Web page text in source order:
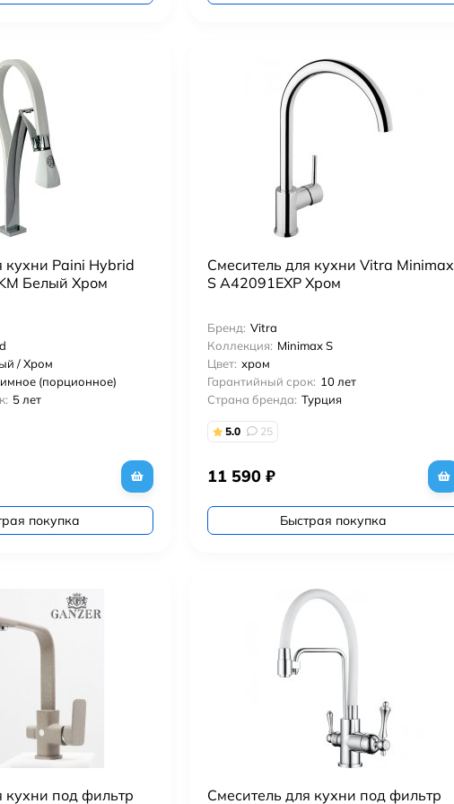
кухни Paini Hybrid
Белый Хром
/ Хром
(порционное)
5 лет
покупка
Смеситель для кухни Vitra Minimax
S A42091EXP Хром
Бренд: Vitra
Коллекция: Minimax S
Цвет: хром
Гарантийный срок: 10 лет
Страна бренда: Турция
5.0 25
11 590 ₽
Быстрая покупка
кухни под фильтр Cмеситель для кухни под фильтр